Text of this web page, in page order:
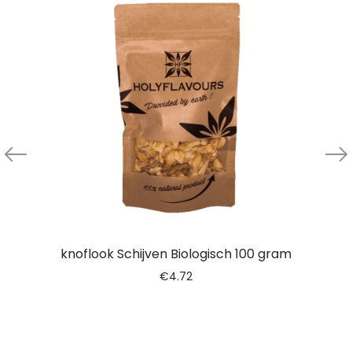
knoflook Schijven Biologisch 100 gram
€4.72